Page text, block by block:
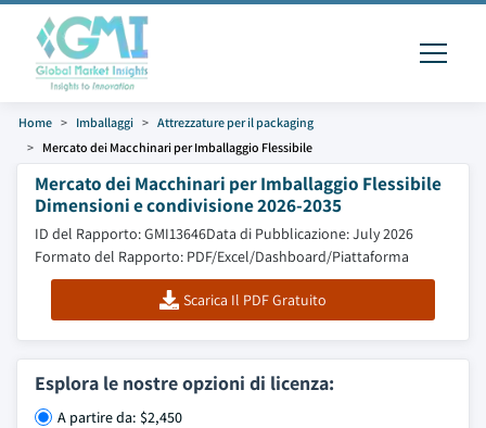
Home Imballaggi
Attrezzature per il packaging
Mercato dei Macchinari per Imballaggio Flessibile
Mercato dei Macchinari per Imballaggio Flessibile
Dimensioni e condivisione 2026-2035
ID del Rapporto: GMI13646Data di Pubblicazione: July 2026
Formato del Rapporto: PDF/Excel/Dashboard/Piattaforma
Scarica Il PDF Gratuito
Esplora le nostre opzioni di licenza:
A partire da: $2,450